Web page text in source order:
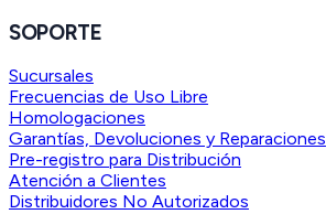
SOPORTE
Sucursales
Frecuencias de Uso Libre
Homologaciones
Garantías, Devoluciones y Reparaciones
Pre-registro para Distribución
Atención a Clientes
Distribuidores No Autorizados